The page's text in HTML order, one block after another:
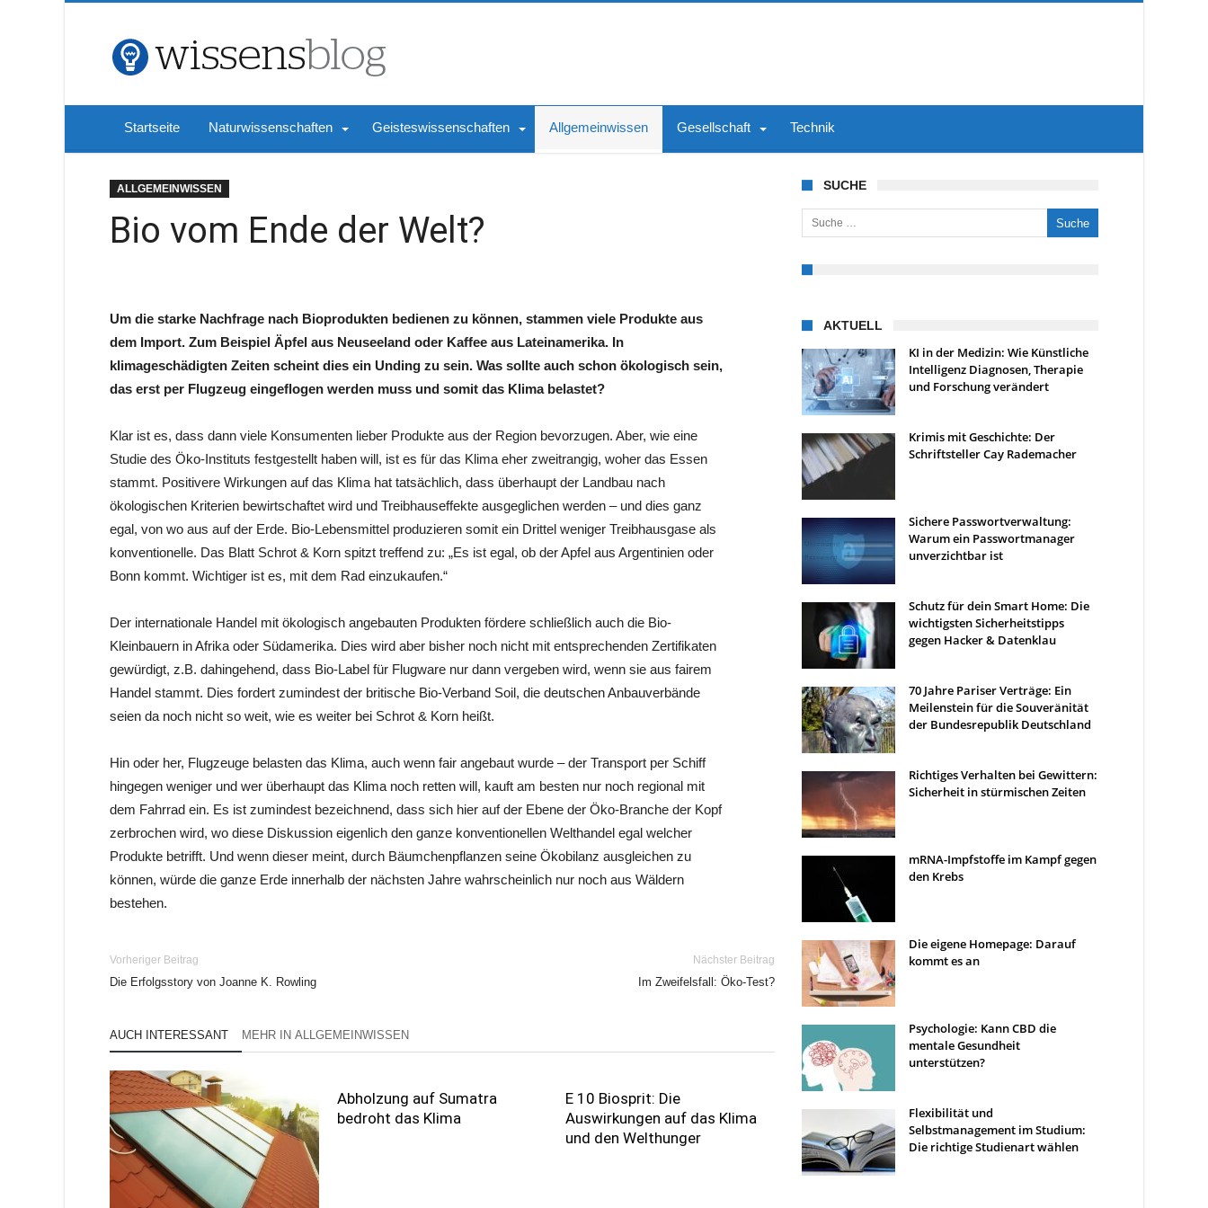
Startseite Naturwissenschaften Geisteswissenschaften Allgemeinwissen Gesellschaft Technik
ALLGEMEINWISSEN
Bio vom Ende der Welt?
Um die starke Nachfrage nach Bioprodukten bedienen zu können, stammen viele Produkte aus
dem Import. Zum Beispiel Äpfel aus Neuseeland oder Kaffee aus Lateinamerika. In
klimageschädigten Zeiten scheint dies ein Unding zu sein. Was sollte auch schon ökologisch sein,
das erst per Flugzeug eingeflogen werden muss und somit das Klima belastet?
Klar ist es, dass dann viele Konsumenten lieber Produkte aus der Region bevorzugen. Aber, wie eine
Studie des Öko-Instituts festgestellt haben will, ist es für das Klima eher zweitrangig, woher das Essen
stammt. Positivere Wirkungen auf das Klima hat tatsächlich, dass überhaupt der Landbau nach
ökologischen Kriterien bewirtschaftet wird und Treibhauseffekte ausgeglichen werden – und dies ganz
egal, von wo aus auf der Erde. Bio-Lebensmittel produzieren somit ein Drittel weniger Treibhausgase als
konventionelle. Das Blatt Schrot & Korn spitzt treffend zu: „Es ist egal, ob der Apfel aus Argentinien oder
Bonn kommt. Wichtiger ist es, mit dem Rad einzukaufen.“
Der internationale Handel mit ökologisch angebauten Produkten fördere schließlich auch die Bio-
Kleinbauern in Afrika oder Südamerika. Dies wird aber bisher noch nicht mit entsprechenden Zertifikaten
gewürdigt, z.B. dahingehend, dass Bio-Label für Flugware nur dann vergeben wird, wenn sie aus fairem
Handel stammt. Dies fordert zumindest der britische Bio-Verband Soil, die deutschen Anbauverbände
seien da noch nicht so weit, wie es weiter bei Schrot & Korn heißt.
Hin oder her, Flugzeuge belasten das Klima, auch wenn fair angebaut wurde – der Transport per Schiff
hingegen weniger und wer überhaupt das Klima noch retten will, kauft am besten nur noch regional mit
dem Fahrrad ein. Es ist zumindest bezeichnend, dass sich hier auf der Ebene der Öko-Branche der Kopf
zerbrochen wird, wo diese Diskussion eigenlich den ganze konventionellen Welthandel egal welcher
Produkte betrifft. Und wenn dieser meint, durch Bäumchenpflanzen seine Ökobilanz ausgleichen zu
können, würde die ganze Erde innerhalb der nächsten Jahre wahrscheinlich nur noch aus Wäldern
bestehen.
Vorheriger Beitrag
Die Erfolgsstory von Joanne K. Rowling
Nächster Beitrag
Im Zweifelsfall: Öko-Test?
AUCH INTERESSANT MEHR IN ALLGEMEINWISSEN
Abholzung auf Sumatra
bedroht das Klima
E 10 Biosprit: Die
Auswirkungen auf das Klima
und den Welthunger
SUCHE
Suche nach:
AKTUELL
KI in der Medizin: Wie Künstliche
Intelligenz Diagnosen, Therapie
und Forschung verändert
Krimis mit Geschichte: Der
Schriftsteller Cay Rademacher
Sichere Passwortverwaltung:
Warum ein Passwortmanager
unverzichtbar ist
Schutz für dein Smart Home: Die
wichtigsten Sicherheitstipps
gegen Hacker & Datenklau
70 Jahre Pariser Verträge: Ein
Meilenstein für die Souveränität
der Bundesrepublik Deutschland
Richtiges Verhalten bei Gewittern:
Sicherheit in stürmischen Zeiten
mRNA-Impfstoffe im Kampf gegen
den Krebs
Die eigene Homepage: Darauf
kommt es an
Psychologie: Kann CBD die
mentale Gesundheit
unterstützen?
Flexibilität und
Selbstmanagement im Studium:
Die richtige Studienart wählen